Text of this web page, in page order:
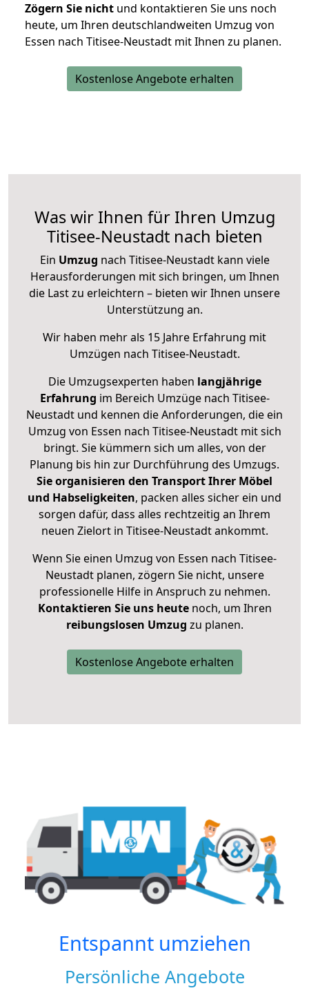
Zögern Sie nicht und kontaktieren Sie uns noch
heute, um Ihren deutschlandweiten Umzug von
Essen nach Titisee-Neustadt mit Ihnen zu planen.
Kostenlose Angebote erhalten
Was wir Ihnen für Ihren Umzug
Titisee-Neustadt nach bieten
Ein Umzug nach Titisee-Neustadt kann viele
Herausforderungen mit sich bringen, um Ihnen
die Last zu erleichtern – bieten wir Ihnen unsere
Unterstützung an.
Wir haben mehr als 15 Jahre Erfahrung mit
Umzügen nach Titisee-Neustadt.
Die Umzugsexperten haben langjährige
Erfahrung im Bereich Umzüge nach Titisee-
Neustadt und kennen die Anforderungen, die ein
Umzug von Essen nach Titisee-Neustadt mit sich
bringt. Sie kümmern sich um alles, von der
Planung bis hin zur Durchführung des Umzugs.
Sie organisieren den Transport Ihrer Möbel
und Habseligkeiten, packen alles sicher ein und
sorgen dafür, dass alles rechtzeitig an Ihrem
neuen Zielort in Titisee-Neustadt ankommt.
Wenn Sie einen Umzug von Essen nach Titisee-
Neustadt planen, zögern Sie nicht, unsere
professionelle Hilfe in Anspruch zu nehmen.
Kontaktieren Sie uns heutenoch, um Ihren
reibungslosen Umzug zu planen.
Kostenlose Angebote erhalten
Entspannt umziehen
Persönliche Angebote